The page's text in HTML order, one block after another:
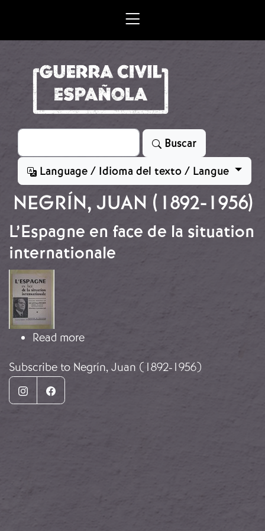
Search
Buscar
Language / Idioma del texto / Langue
NEGRÍN, JUAN (1892-1956)
L’Espagne en face de la situation
internationale
Image
Read moreabout L’Espagne en face de la
Subscribe to Negrín, Juan (1892-1956)
InstagramFacebook